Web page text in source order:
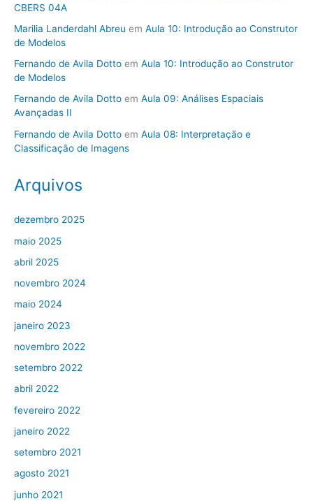
CBERS 04A
Marilia Landerdahl Abreu em Aula 10: Introdução ao Construtor
de Modelos
Fernando de Avila Dotto em Aula 10: Introdução ao Construtor
de Modelos
Fernando de Avila Dotto em Aula 09: Análises Espaciais
Avançadas II
Fernando de Avila Dotto em Aula 08: Interpretação e
Classificação de Imagens
Arquivos
dezembro 2025
maio 2025
abril 2025
novembro 2024
maio 2024
janeiro 2023
novembro 2022
setembro 2022
abril 2022
fevereiro 2022
janeiro 2022
setembro 2021
agosto 2021
junho 2021